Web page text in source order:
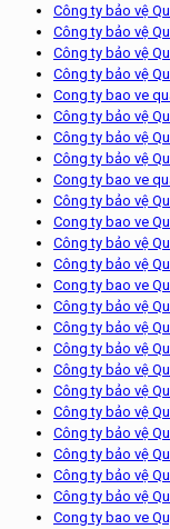
Công ty bảo vệ
Công ty bảo vệ
Công ty bảo vệ
Công ty bảo vệ
Cong ty bao ve
Công ty bảo vệ
Công ty bảo vệ
Công ty bảo vệ
Cong ty bao ve
Công ty bảo vệ
Cong ty bao ve
Công ty bảo vệ
Công ty bảo vệ
Cong ty bao ve
Công ty bảo vệ
Công ty bảo vệ
Công ty bảo vệ
Công ty bảo vệ
Công ty bảo vệ
Công ty bảo vệ
Công ty bảo vệ
Công ty bảo vệ
Công ty bảo vệ
Công ty bảo vệ
Cong ty bao ve